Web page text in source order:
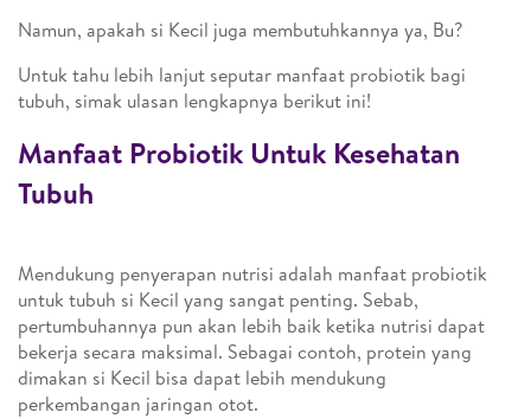
Namun, apakah si Kecil juga membutuhkannya ya, Bu?
Untuk tahu lebih lanjut seputar manfaat probiotik bagi
tubuh, simak ulasan lengkapnya berikut ini!
Manfaat Probiotik Untuk Kesehatan
Tubuh
Mendukung penyerapan nutrisi adalah manfaat probiotik
untuk tubuh si Kecil yang sangat penting. Sebab,
pertumbuhannya pun akan lebih baik ketika nutrisi dapat
bekerja secara maksimal. Sebagai contoh, protein yang
dimakan si Kecil bisa dapat lebih mendukung
perkembangan jaringan otot.